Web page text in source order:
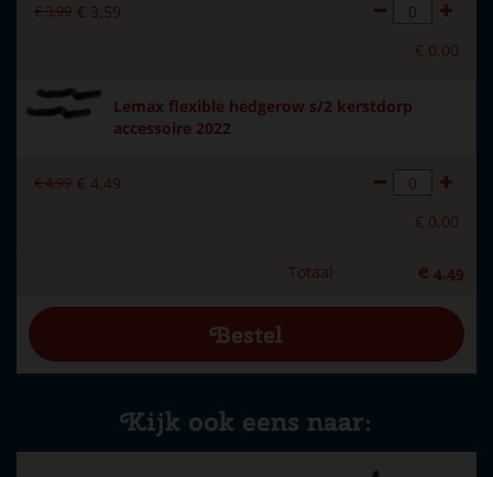
€3,99 € 3,59
€ 0,00
Lemax flexible hedgerow s/2 kerstdorp
accessoire 2022
€4,99 € 4,49
€ 0,00
Totaal € 4,49
Kijk ook eens naar: